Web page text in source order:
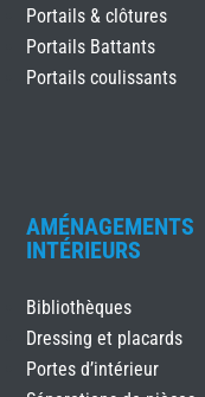
Portails & clôtures
Portails Battants
Portails coulissants
AMÉNAGEMENTS
INTÉRIEURS
Bibliothèques
Dressing et placards
Portes d’intérieur